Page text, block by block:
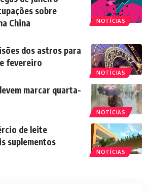
NOTÍCIAS
sobre
China
NOTÍCIAS
dos astros para
fevereiro
NOTÍCIAS
marcar quarta-
NOTÍCIAS
de leite
suplementos